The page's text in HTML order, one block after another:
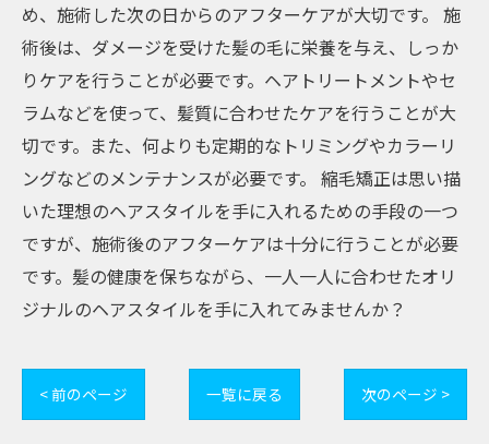
め、施術した次の日からのアフターケアが大切です。 施
術後は、ダメージを受けた髪の毛に栄養を与え、しっか
りケアを行うことが必要です。ヘアトリートメントやセ
ラムなどを使って、髪質に合わせたケアを行うことが大
切です。また、何よりも定期的なトリミングやカラーリ
ングなどのメンテナンスが必要です。 縮毛矯正は思い描
いた理想のヘアスタイルを手に入れるための手段の一つ
ですが、施術後のアフターケアは十分に行うことが必要
です。髪の健康を保ちながら、一人一人に合わせたオリ
ジナルのヘアスタイルを手に入れてみませんか？
< 前のページ 一覧に戻る 次のページ >